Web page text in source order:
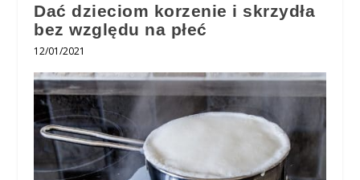
Dać dzieciom korzenie i skrzydła
bez względu na płeć
12/01/2021